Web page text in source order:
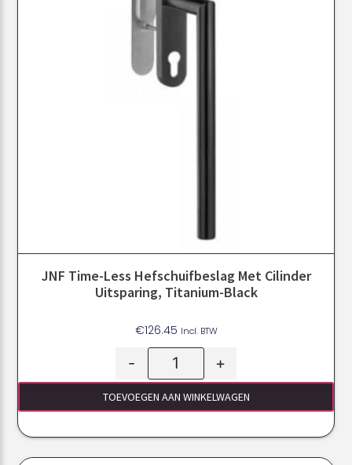
JNF Time-Less Hefschuifbeslag Met Cilinder
Uitsparing, Titanium-Black
€126.45 Incl. BTW
- +
TOEVOEGEN AAN WINKELWAGEN